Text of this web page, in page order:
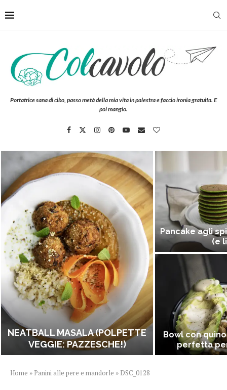
Portatrice sana di cibo, passo metà della mia vita in palestra e faccio ironia gratuita. E
poi mangio.
NEATBALL MASALA (POLPETTE
VEGGIE: PAZZESCHE!)
Pancake agli
(e
Bowl con
perfetta
Home » Panini alle pere e mandorle » DSC_0128